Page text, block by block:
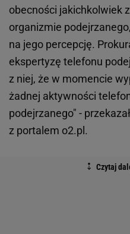
obecności jakichkolwiek
organizmie
na jego percepcję.
ekspertyzę telefonu
z niej, że w momencie
żadnej aktywności
podejrzanego" -
z portalem o2.pl.